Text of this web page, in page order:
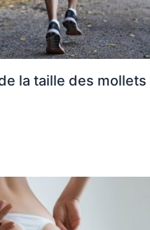
la taille des mollets